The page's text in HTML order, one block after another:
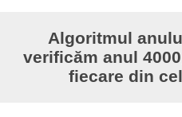
Algoritmul
verificăm anul
fiecare din